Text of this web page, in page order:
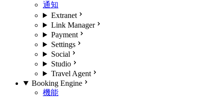
通知
Extranet
Link Manager
Payment
Settings
Social
Studio
Travel Agent
Booking Engine
機能